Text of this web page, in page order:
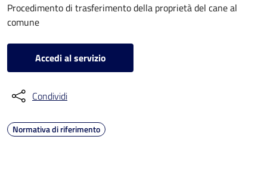
Procedimento di trasferimento della proprietà del cane al
comune
Accedi al servizio
Condividi
Normativa di riferimento